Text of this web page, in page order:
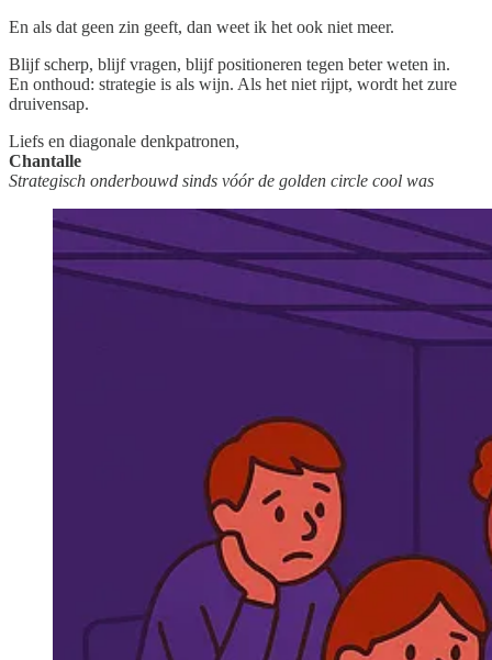
En als dat geen zin geeft, dan weet ik het ook niet meer.
Blijf scherp, blijf vragen, blijf positioneren tegen beter weten in.
En onthoud: strategie is als wijn. Als het niet rijpt, wordt het zure
druivensap.
Liefs en diagonale denkpatronen,
Chantalle
Strategisch onderbouwd sinds vóór de golden circle cool was